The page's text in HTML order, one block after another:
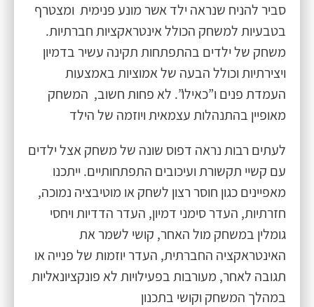
סביר להניח שנראה ילד אשר מונע פנימית ומצטרף
בטבעיות למשחק הכולל אינטראקציות חברתיות.
משחק של ילדים בהתפתחות תקינה עשיר בדמיון
ויצירתיות וכולל הבעה של אמוציות באמצעות
העמדת פנים ו”כאילו”. לא פחות חשוב, המשחק
מאופיין בהתנהלות עצמאית ויוזמה של הילד
לעתים רבות נראה דפוס שונה של משחק אצל ילדים
עם קשיי תקשורת ועיכובים התפתחותיים. ייתכנו
מאפיינים כגון חוסר רצון לשחק או מוטיבציה נמוכה,
חזרתיות, העדר סימני דמיון, העדר הדדיות ויחסי
גומלין במשחק מול האחר, קושי לשמר את
האינטראקציה החברתית, העדר יוזמות של פנייה או
תגובה לאחר, מעורבות בפעילויות לא פונקציונאליות
במהלך המשחק וקושי בתכנון